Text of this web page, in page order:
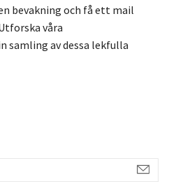
bevakning och få ett mail
våra
samling avdessa lekfulla